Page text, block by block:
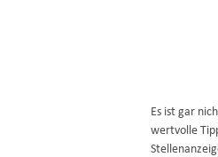
Es ist gar
wertvolle